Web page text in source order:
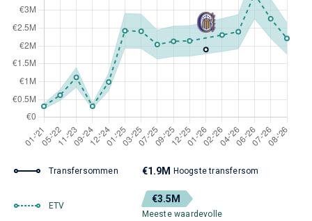
Transfersommen €1.9M Hoogste transfersom
ETV
€3.5M
Meeste waardevolle